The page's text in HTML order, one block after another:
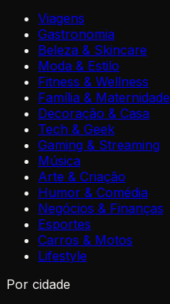
Viagens
Gastronomia
Beleza & Skincare
Moda & Estilo
Fitness & Wellness
Família & Maternidade
Decoração & Casa
Tech & Geek
Gaming & Streaming
Música
Arte & Criação
Humor & Comédia
Negócios & Finanças
Esportes
Carros & Motos
Lifestyle
Por cidade